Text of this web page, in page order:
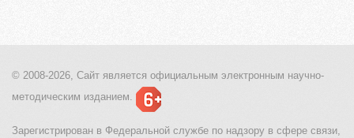
© 2008-2026, Сайт является официальным электронным научно-
методическим изданием.
Зарегистрирован в Федеральной службе по надзору в сфере связи,